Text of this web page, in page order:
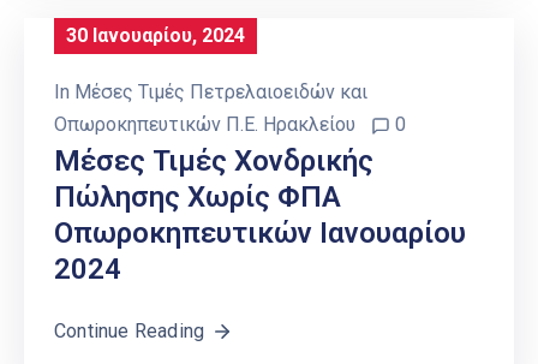
30 Ιανουαρίου, 2024
In Μέσες Τιμές Πετρελαιοειδών και
Οπωροκηπευτικών Π.Ε. Ηρακλείου
0
Μέσες Τιμές Χονδρικής
Πώλησης Χωρίς ΦΠΑ
Οπωροκηπευτικών Ιανουαρίου
2024
Continue Reading